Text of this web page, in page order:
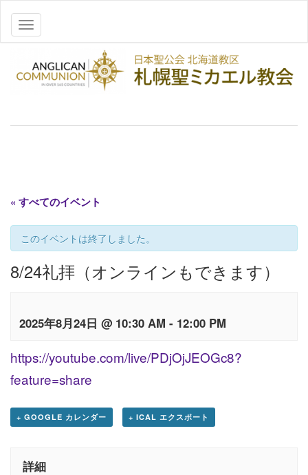
ナビゲーションを切り替え
« すべてのイベント
このイベントは終了しました。
8/24礼拝（オンラインもできます）
2025年8月24日 @ 10:30 AM - 12:00 PM
https://youtube.com/live/PDjOjJEOGc8?
feature=share
+ GOOGLE カレンダー + ICAL エクスポート
詳細